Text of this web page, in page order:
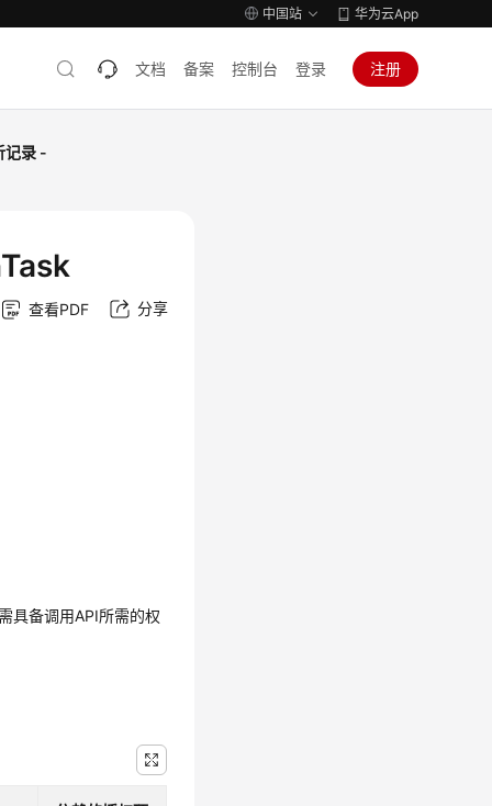
中国站 华为云App
文档 备案 控制台 登录 注册
记录 -
查看PDF 分享
具备调用API所需的权